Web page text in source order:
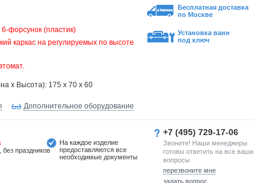
форсунок (пластик)
каркас на регулируемых по высоте
х Высота): 175 x 70 x 60
Бесплатная доставка
по Москве
Установка ванн
под ключ
Дополнительное оборудование
праздников
На каждое изделие
предоставляются все
необходимые документы
+7 (495) 729-17-06
Звоните! Наши менеджеры
готовы ответить на все ваши
вопросы
перезвоните мне
задать вопрос